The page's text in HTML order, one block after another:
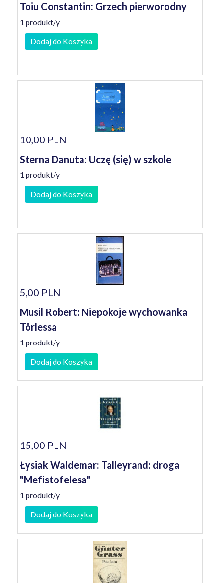
Toiu Constantin: Grzech pierworodny
1 produkt/y
Dodaj do Koszyka
10,00 PLN
Sterna Danuta: Uczę (się) w szkole
1 produkt/y
Dodaj do Koszyka
5,00 PLN
Musil Robert: Niepokoje wychowanka
Törlessa
1 produkt/y
Dodaj do Koszyka
15,00 PLN
Łysiak Waldemar: Talleyrand: droga
"Mefistofelesa"
1 produkt/y
Dodaj do Koszyka